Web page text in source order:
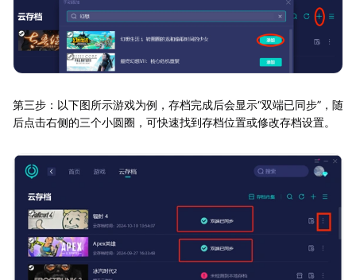
第三步：以下图所示游戏为例，存档完成后会显示“双端已同步”，随
后点击右侧的三个小圆圈，可快速找到存档位置或修改存档设置。